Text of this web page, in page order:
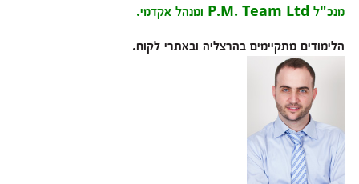
מנכ"ל P.M. Team Ltd ומנהל אקדמי.
הלימודים מתקיימים בהרצליה ובאתרי לקוח.